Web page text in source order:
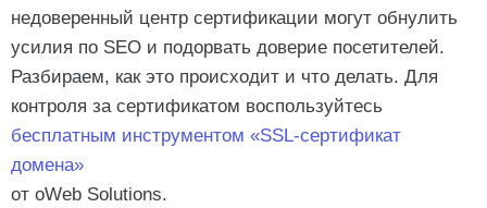
недоверенный центр сертификации могут обнулить
усилия по SEO и подорвать доверие посетителей.
Разбираем, как это происходит и что делать. Для
контроля за сертификатом воспользуйтесь
бесплатным инструментом «SSL-сертификат
домена»
от oWeb Solutions.